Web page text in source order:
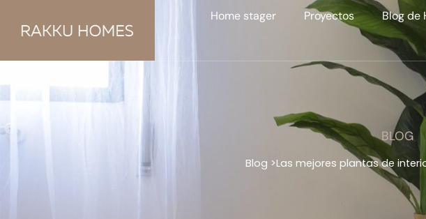
Home stager Proyectos Blog de
BLOG
Blog >Las mejores plantas de